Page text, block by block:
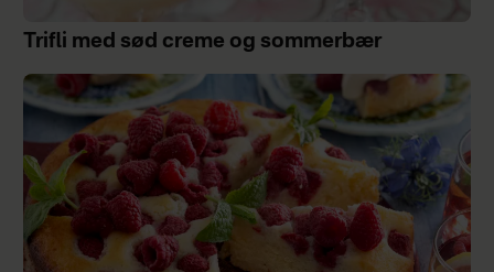
Trifli med sød creme og sommerbær